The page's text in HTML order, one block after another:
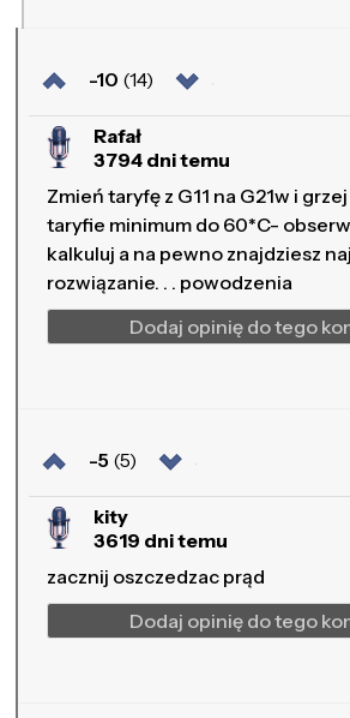
-10 (14)
Rafał
3794 dni temu
Zmień taryfę z G11 na G21w i
taryfie minimum do 60*C-
kalkuluj a na pewno znajdziesz
rozwiązanie. . . powodzenia
Dodaj opinię do tego
-5 (5)
kity
3619 dni temu
zacznij oszczedzac prąd
Dodaj opinię do tego